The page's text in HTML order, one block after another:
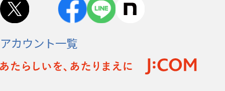
アカウント一覧